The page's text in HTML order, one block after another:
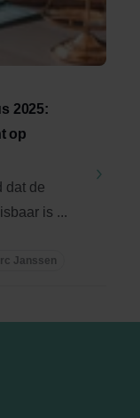
2025:
op
dat de
is ...
Janssen